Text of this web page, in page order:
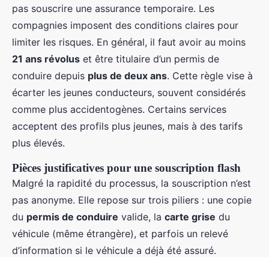
pas souscrire une assurance temporaire. Les
compagnies imposent des conditions claires pour
limiter les risques. En général, il faut avoir au moins
21 ans révolus et être titulaire d’un permis de
conduire depuis plus de deux ans. Cette règle vise à
écarter les jeunes conducteurs, souvent considérés
comme plus accidentogènes. Certains services
acceptent des profils plus jeunes, mais à des tarifs
plus élevés.
Pièces justificatives pour une souscription flash
Malgré la rapidité du processus, la souscription n’est
pas anonyme. Elle repose sur trois piliers : une copie
du permis de conduire valide, la carte grise du
véhicule (même étrangère), et parfois un relevé
d’information si le véhicule a déjà été assuré.